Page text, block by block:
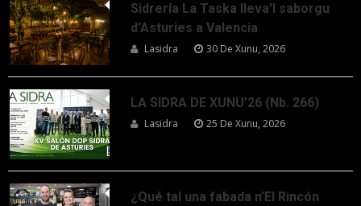
Sidrería La Taska lleva’l saborgu
d’Asturies a Valencia
Lasidra 30 De Xunu, 2026
LA SIDRA DE XUNU’26 (Nb. 266)
Lasidra 25 De Xunu, 2026
¿Qué tal una fabada n’El Rincón